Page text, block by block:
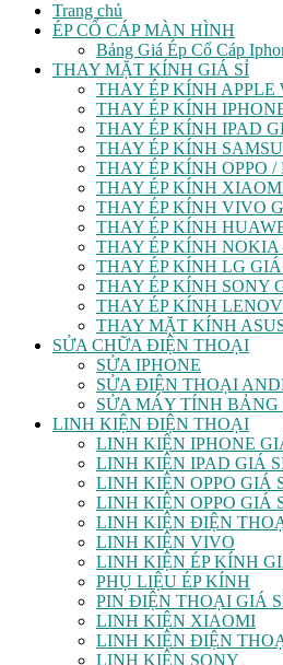
Trang chủ
ÉP CỔ CÁP MÀN HÌNH
Bảng Giá Ép Cổ Cáp
THAY MẶT KÍNH GIÁ SỈ
THAY ÉP KÍNH APPLE
THAY ÉP KÍNH
THAY ÉP KÍNH IPAD
THAY ÉP KÍNH
THAY ÉP KÍNH OPPO
THAY ÉP KÍNH
THAY ÉP KÍNH VIVO
THAY ÉP KÍNH
THAY ÉP KÍNH
THAY ÉP KÍNH LG
THAY ÉP KÍNH SONY
THAY ÉP KÍNH
THAY MẶT KÍNH
SỬA CHỮA ĐIỆN THOẠI
SỬA IPHONE
SỬA ĐIỆN THOẠI
SỬA MÁY TÍNH BẢNG
LINH KIỆN ĐIỆN THOẠI
LINH KIỆN IPHONE
LINH KIỆN IPAD GIÁ
LINH KIỆN OPPO GIÁ
LINH KIỆN OPPO GIÁ
LINH KIỆN ĐIỆN
LINH KIỆN VIVO
LINH KIỆN ÉP KÍNH
PHỤ LIỆU ÉP KÍNH
PIN ĐIỆN THOẠI GIÁ
LINH KIỆN XIAOMI
LINH KIỆN ĐIỆN
LINH KIỆN SONY